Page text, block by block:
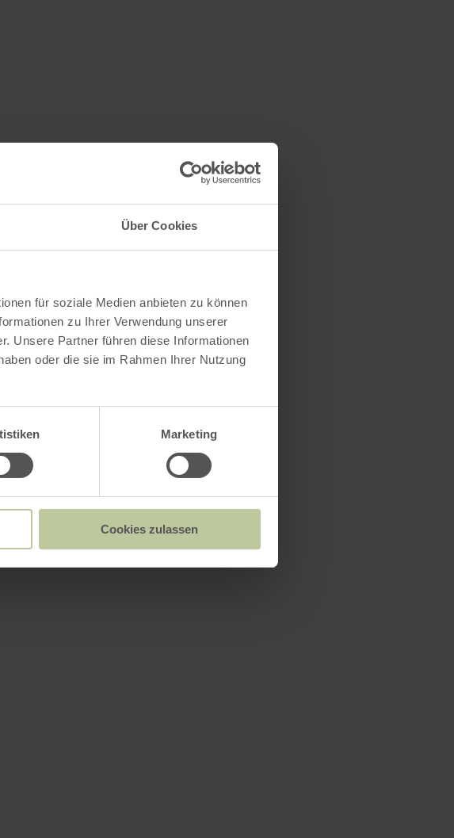
Über Cookies
für soziale Medien anbieten zu können
zu Ihrer Verwendung unserer
Unsere Partner führen diese Informationen
oder die sie im Rahmen Ihrer Nutzung
Marketing
Cookies zulassen